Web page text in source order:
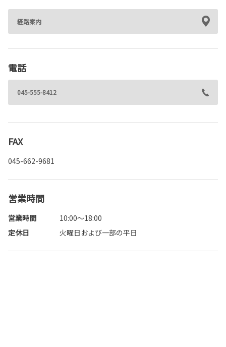
経路案内
電話
045-555-8412
FAX
045-662-9681
営業時間
営業時間
10:00～18:00
定休日
火曜日および一部の平日